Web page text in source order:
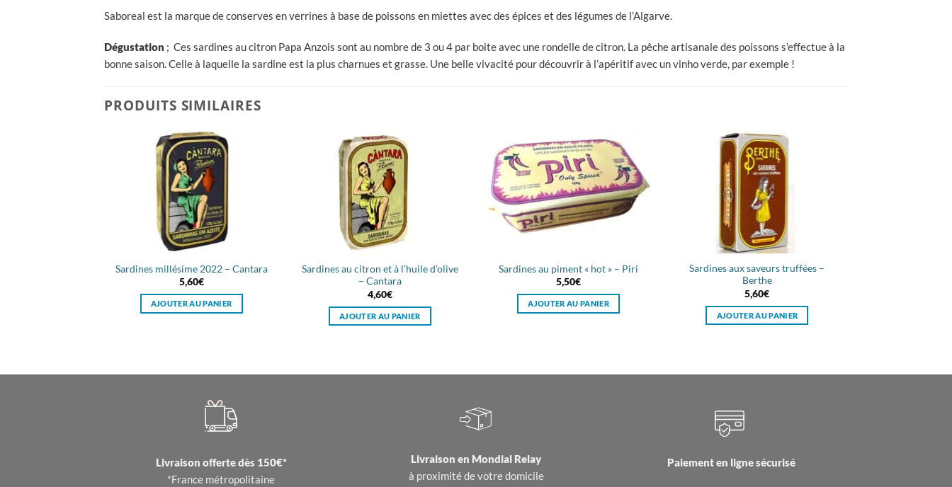
Saboreal est la marque de conserves en verrines à base de poissons en miettes avec des épices et des légumes de l’Algarve.
Dégustation ; Ces sardines au citron Papa Anzois sont au nombre de 3 ou 4 par boite avec une rondelle de citron. La pêche artisanale des poissons s’effectue à la
bonne saison. Celle à laquelle la sardine est la plus charnues et grasse. Une belle vivacité pour découvrir à l’apéritif avec un vinho verde, par exemple !
PRODUITS SIMILAIRES
Sardines millésime 2022 – Cantara
5,60€
AJOUTER AU PANIER
Sardines au citron et à l’huile d’olive
– Cantara
4,60€
AJOUTER AU PANIER
Sardines au piment « hot » – Piri
5,50€
AJOUTER AU PANIER
Sardines aux saveurs truffées –
Berthe
5,60€
AJOUTER AU PANIER
Livraison offerte dès 150€*
*France métropolitaine
Livraison en Mondial Relay
à proximité de votre domicile
Paiement en ligne sécurisé